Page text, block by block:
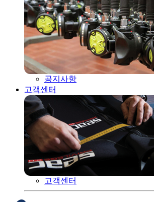
공지사항
고객센터
고객센터